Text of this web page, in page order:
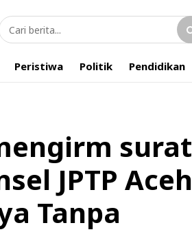
Peristiwa Politik Pendidikan
surat
JPTP Aceh
Tanpa